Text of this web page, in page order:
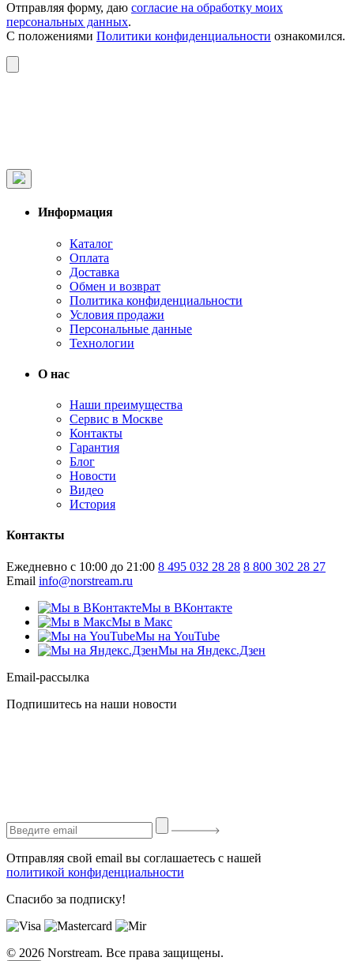
Отправляя форму, даю согласие на обработку моих
персональных данных.
С положениями Политики конфиденциальности ознакомился.
Информация
Каталог
Оплата
Доставка
Обмен и возврат
Политика конфиденциальности
Условия продажи
Персональные данные
Технологии
О нас
Наши преимущества
Сервис в Москве
Контакты
Гарантия
Блог
Новости
Видео
История
Контакты
Ежедневно с 10:00 до 21:00 8 495 032 28 28 8 800 302 28 27
Email info@norstream.ru
Мы в ВКонтакте
Мы в Макс
Мы на YouTube
Мы на Яндекс.Дзен
Email-рассылка
Подпишитесь на наши новости
Отправляя свой email вы соглашаетесь с нашей
политикой конфиденциальности
Спасибо за подписку!
© 2026 Norstream. Все права защищены.